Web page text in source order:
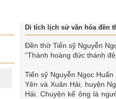
Di tích lịch sử văn hóa đền
Đền thờ Tiến sỹ Nguyễn
“Thành hoàng đức thánh đệ
Tiến sỹ Nguyễn Ngọc
Yên và Xuân Hải, huyện
Hải. Chuyện kể ông là